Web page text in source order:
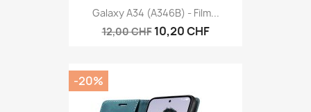
Galaxy A34 (A346B) - Film...
12,00 CHF 10,20 CHF
-20%